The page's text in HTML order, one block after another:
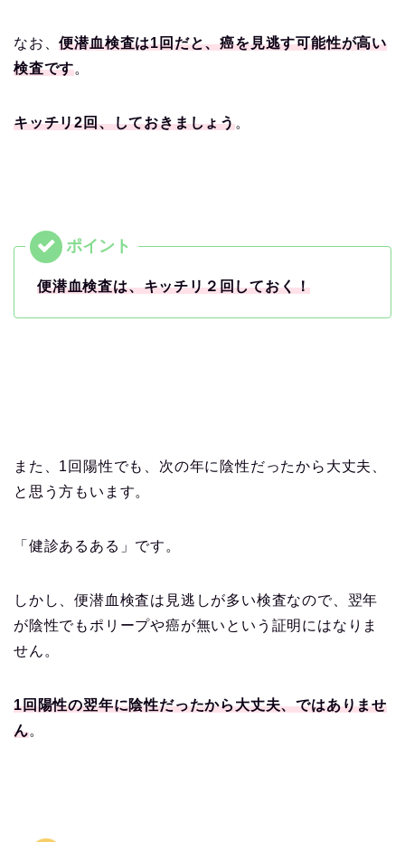
なお、便潜血検査は1回だと、癌を見逃す可能性が高い
検査です。
キッチリ2回、しておきましょう。
便潜血検査は、キッチリ２回しておく！
また、1回陽性でも、次の年に陰性だったから大丈夫、
と思う方もいます。
「健診あるある」です。
しかし、便潜血検査は見逃しが多い検査なので、翌年
が陰性でもポリープや癌が無いという証明にはなりま
せん。
1回陽性の翌年に陰性だったから大丈夫、ではありませ
ん。